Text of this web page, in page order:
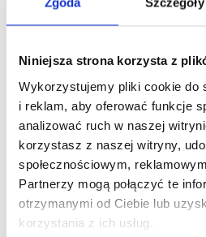
Niniejsza strona korzysta z
Wykorzystujemy pliki cookie do
i reklam, aby oferować funkcje
analizować ruch w naszej
korzystasz z naszej witryny,
społecznościowym,
Partnerzy mogą połączyć te
otrzymanymi od Ciebie lub
korzystania z ich usług.
DLA
Kontakt z nami.